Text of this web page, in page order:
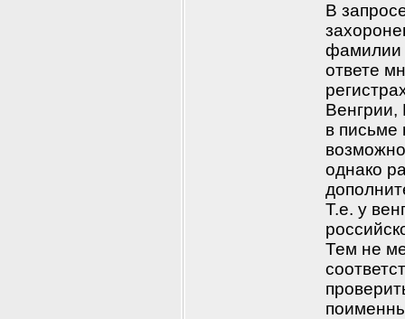
В
фамилии
ответе
Венгрии,
в
однако
Т.е. у
Тем не